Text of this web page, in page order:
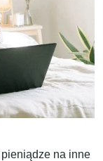
na inne